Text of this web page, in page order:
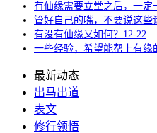
有仙缘需要立堂之后，一定
管好自己的嘴，不要说这些
有没有仙缘又如何？ 12-22
一些经验，希望能帮上有缘
最新动态
出马出道
表文
修行领悟